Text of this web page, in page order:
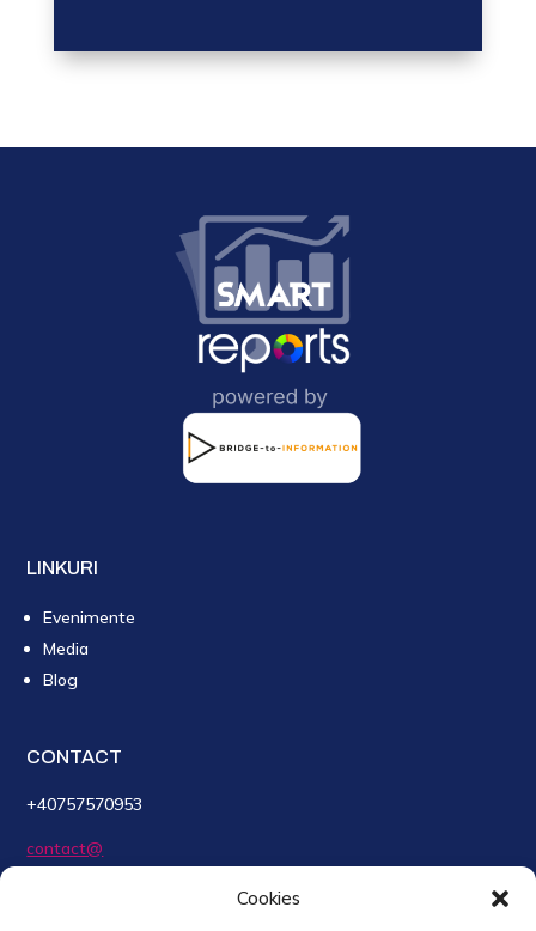
Cookies
LINKURI
Evenimente
Media
Blog
CONTACT
+40757570953
contact@